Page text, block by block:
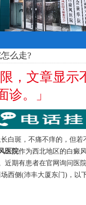
么走?
，文章显示
诊。」
白斑，不痛不痒的，但若
医院作为西北地区的白癜
近期有患者在官网询问医
西侧(沛丰大厦东门)，以